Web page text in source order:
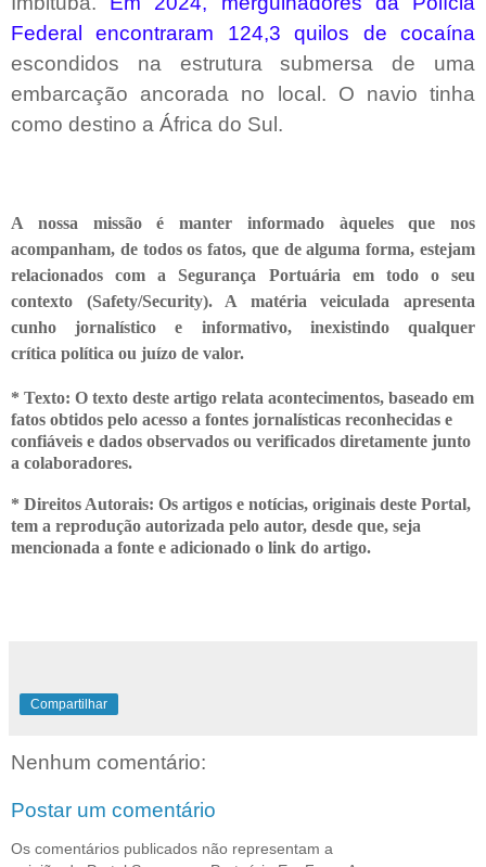
Federal encontraram 124,3 quilos de cocaína
escondidos na estrutura submersa de uma
embarcação ancorada no local. O navio tinha
como destino a África do Sul.
A nossa missão é manter informado àqueles que nos
acompanham, de todos os fatos, que de alguma forma, estejam
relacionados com a Segurança Portuária em todo o seu
contexto (Safety/Security). A matéria veiculada apresenta
cunho jornalístico e informativo, inexistindo qualquer
crítica política ou juízo de valor.
* Texto: O texto deste artigo relata acontecimentos, baseado em
fatos obtidos pelo acesso a fontes jornalísticas reconhecidas e
confiáveis e dados observados ou verificados diretamente junto
a colaboradores.
* Direitos Autorais: Os artigos e notícias, originais deste Portal,
tem a reprodução autorizada pelo autor, desde que, seja
mencionada a fonte e adicionado o link do artigo.
Compartilhar
Nenhum comentário:
Postar um comentário
Os comentários publicados não representam a